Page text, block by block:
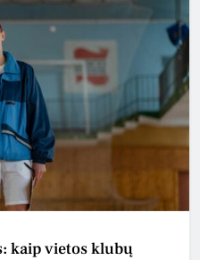
kaip vietos klubų